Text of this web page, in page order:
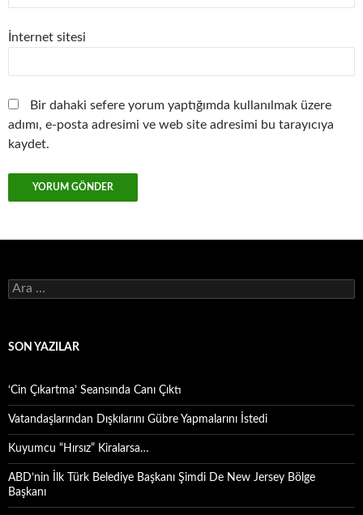
İnternet sitesi
Bir dahaki sefere yorum yaptığımda kullanılmak üzere
adımı, e-posta adresimi ve web site adresimi bu tarayıcıya
kaydet.
Arama:
SON YAZILAR
‘Cin Çıkartma’ Seansında Canı Çıktı
Vatandaşlarından Dışkılarını Gübre Yapmalarını İstedi
Kuyumcu “Hırsız” Kiralarsa…
ABD’nin İlk Türk Belediye Başkanı Şimdi De New Jersey Bölge
Başkanı